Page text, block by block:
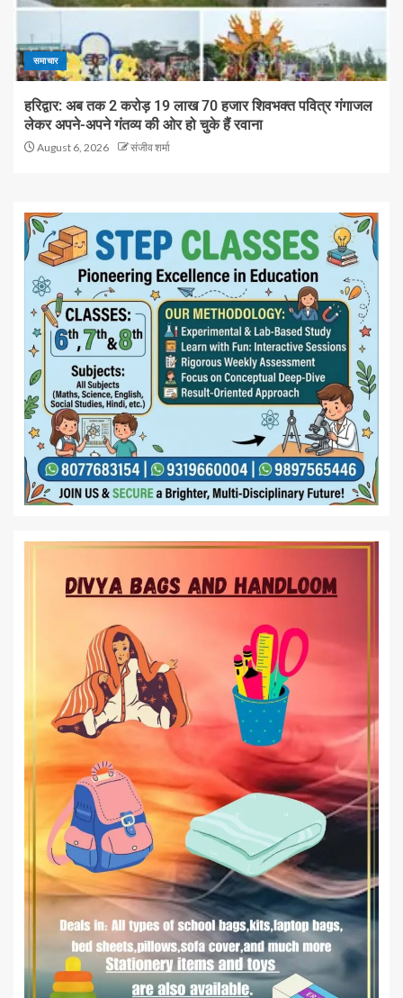
समाचार
हरिद्वार: अब तक 2 करोड़ 19 लाख 70 हजार शिवभक्त पवित्र गंगाजल
लेकर अपने-अपने गंतव्य की ओर हो चुके हैं रवाना
August 6, 2026 संजीव शर्मा